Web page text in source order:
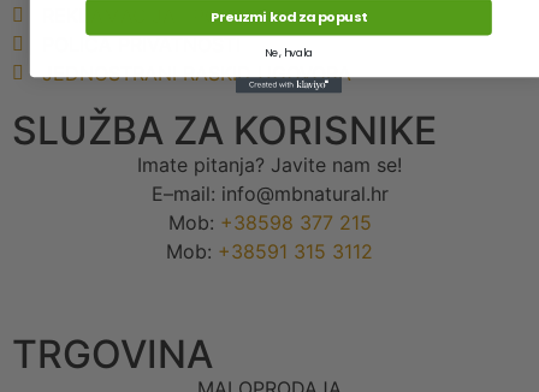
REKLAMACIJA I POVRAT
POLICA PRIVATNOSTI
JEDNOSTRANI RASKID UGOVORA
SLUŽBA ZA KORISNIKE
Imate pitanja? Javite nam se!
E–mail: info@mbnatural.hr
Mob: +38598 377 215
Mob: +38591 315 3112
TRGOVINA
Preuzmi kod za popust
Ne, hvala